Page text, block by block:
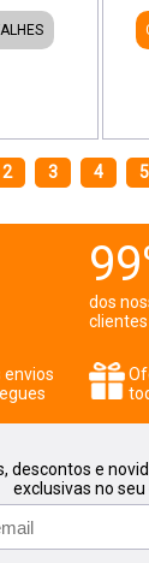
2 3 4 5
dos
envios
descontos e
exclusivas no seu